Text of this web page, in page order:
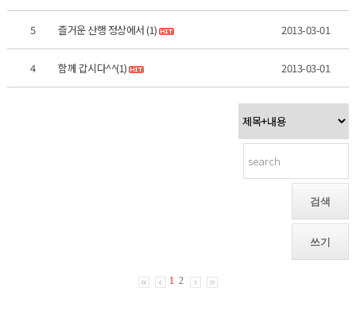
5 즐거운 산행 정상에서 (1) 2013-03-01
4 함께 갑시다^^(1) 2013-03-01
검색
쓰기
1 2